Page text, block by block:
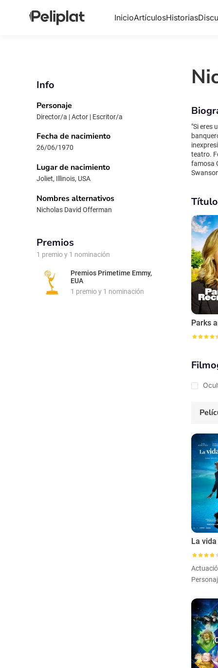
InicioArtículosHistorias
Info
Personaje
Director/a | Actor | Escritor/a
Fecha de nacimiento
26/06/1970
Lugar de nacimiento
Joliet, Illinois, USA
Nombres alternativos
Nicholas David Offerman
Premios
1 premio y 1 nominación
Premios Primetime Emmy,
EUA
1 premio y 1 nominación
"Si eres
teatro.
famosa Compañía de
"Civil
La